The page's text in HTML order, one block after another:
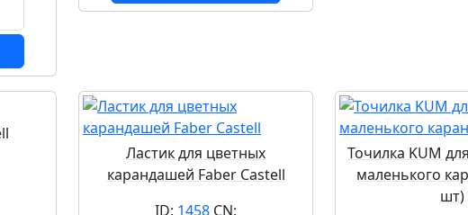
Ластик для цветных
карандашей Faber Castell
ID: 1458 CN:
Точилка KUM
маленького
шт)